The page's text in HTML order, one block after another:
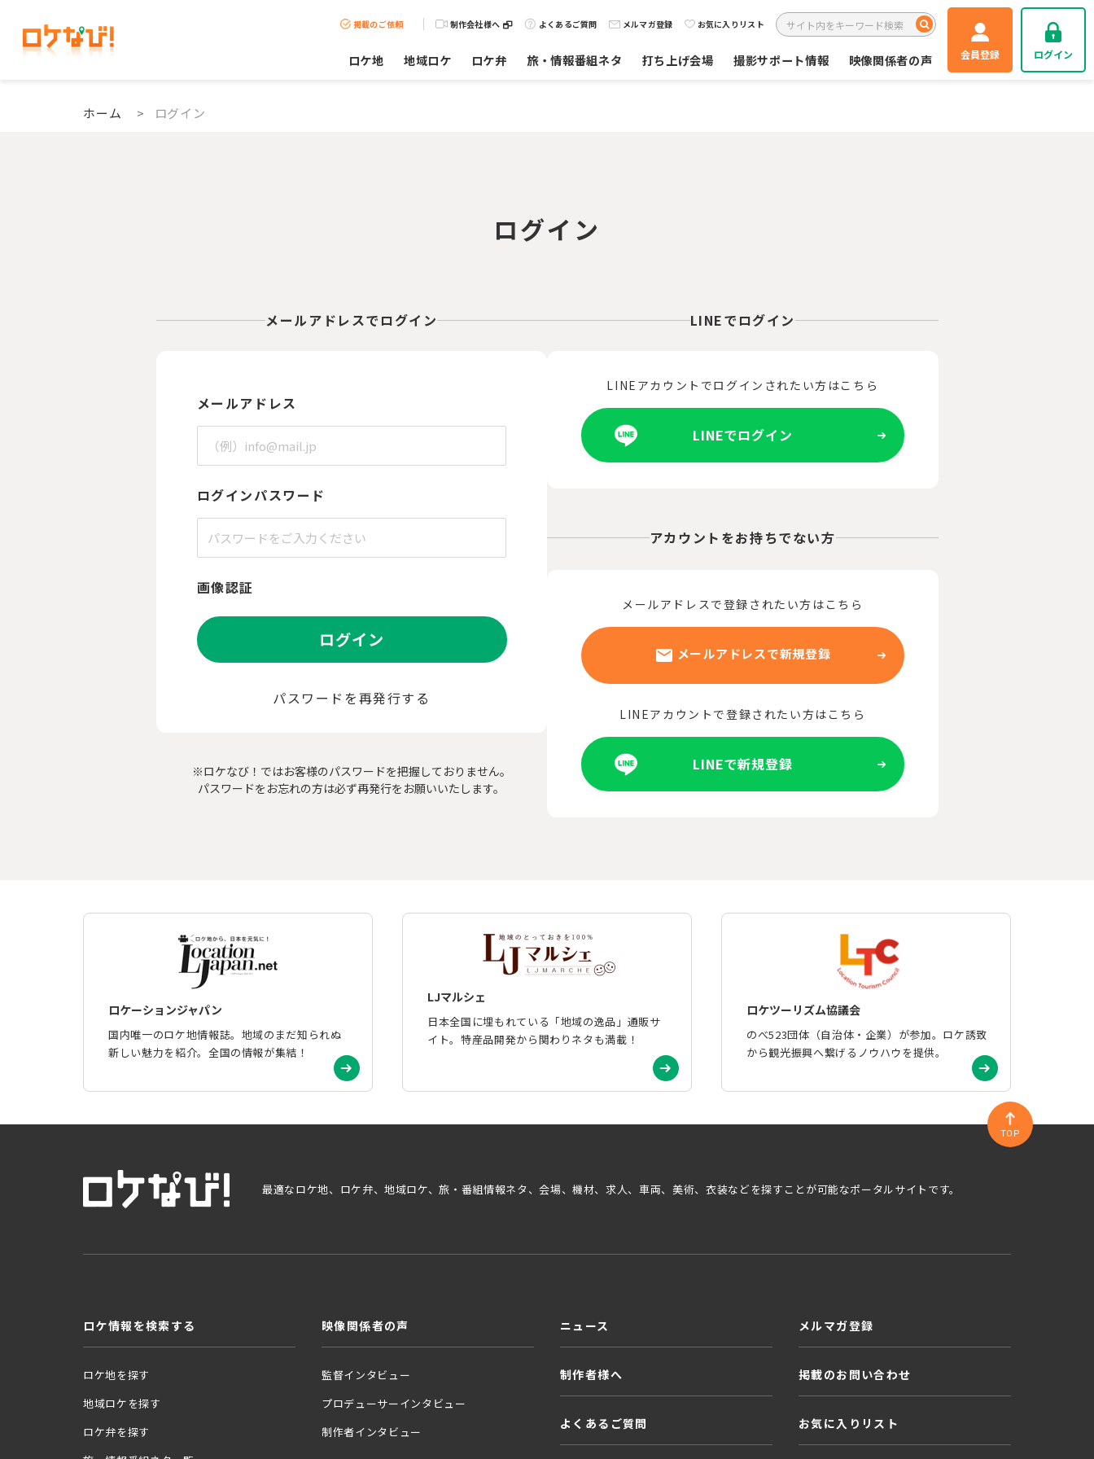
掲載のご依頼 制作会社様へ よくあるご質問 メルマガ登録 お気に入りリスト
ロケ地 地域ロケ ロケ弁 旅・情報番組ネタ 打ち上げ会場 撮影サポート情報 映像関係者の声 会員登録 ログイン
ホーム > ログイン
ログイン
メールアドレスでログイン
メールアドレス
ログインパスワード
画像認証
ログイン
パスワードを再発行する
※ロケなび！ではお客様のパスワードを把握しておりません。
パスワードをお忘れの方は必ず再発行をお願いいたします。
LINEでログイン
LINEアカウントでログインされたい方はこちら
LINEでログイン
アカウントをお持ちでない方
メールアドレスで登録されたい方はこちら
メールアドレスで新規登録
LINEアカウントで登録されたい方はこちら
LINEで新規登録
ロケーションジャパン
国内唯一のロケ地情報誌。地域のまだ知られぬ
新しい魅力を紹介。全国の情報が集結！
LJマルシェ
日本全国に埋もれている「地域の逸品」通販サ
イト。特産品開発から関わりネタも満載！
ロケツーリズム協議会
のべ523団体（自治体・企業）が参加。ロケ誘致
から観光振興へ繋げるノウハウを提供。
TOP
最適なロケ地、ロケ弁、地域ロケ、旅・番組情報ネタ、会場、機材、求人、車両、美術、衣装などを探すことが可能なポータルサイトです。
ロケ情報を検索する
ロケ地を探す
地域ロケを探す
ロケ弁を探す
映像関係者の声
監督インタビュー
プロデューサーインタビュー
制作者インタビュー
ニュース
制作者様へ
よくあるご質問
メルマガ登録
掲載のお問い合わせ
お気に入りリスト